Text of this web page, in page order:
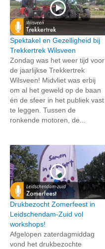
Spektakel en Gezelligheid bij
Trekkertrek Wilsveen
Zondag was het weer tijd voor
de jaarlijkse Trekkertrek
Wilsveen! Midvliet was erbij
om al het geweld op de baan
én de sfeer in het publiek vast
te leggen. Tussen de
ronkende motoren, de...
Drukbezocht Zomerfeest in
Leidschendam-Zuid vol
workshops!
Afgelopen zaterdagmiddag
vond het drukbezochte